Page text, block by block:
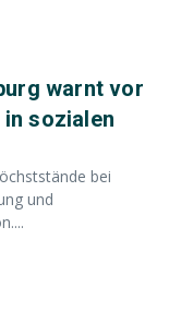
warnt vor
sozialen
bei
und